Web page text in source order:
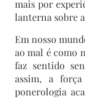
mais por
lanterna sobre
Em nosso
ao mal é como
faz sentido
assim, a
ponerologia